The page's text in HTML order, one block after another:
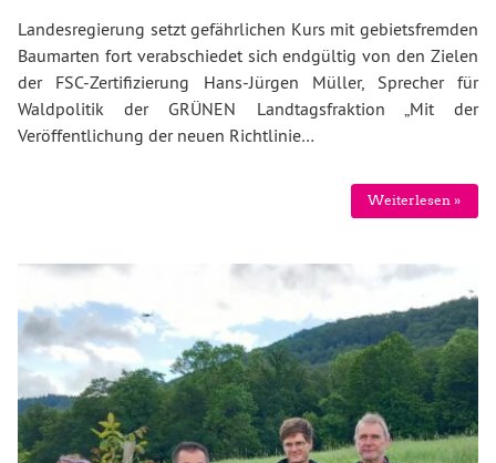
Landesregierung setzt gefährlichen Kurs mit gebietsfremden
Baumarten fort verabschiedet sich endgültig von den Zielen
der FSC-Zertifizierung Hans-Jürgen Müller, Sprecher für
Waldpolitik der GRÜNEN Landtagsfraktion „Mit der
Veröffentlichung der neuen Richtlinie…
Weiterlesen »